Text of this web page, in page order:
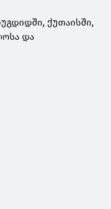
ქუთაისში,
და